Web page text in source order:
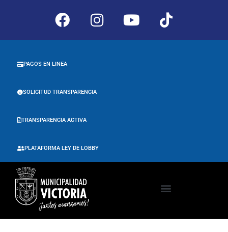
PLATAFORMA LEY DE LOBBY
TRANSPARENCIA ACTIVA
SOLICITUD TRANSPARENCIA
PAGOS EN LINEA